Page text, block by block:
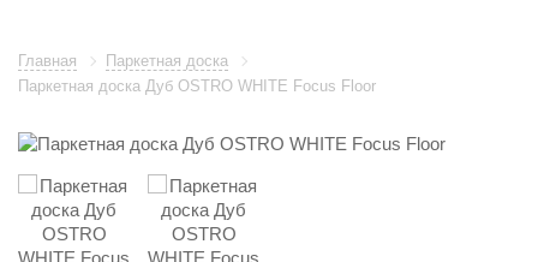
Главная
Паркетная доска
Паркетная доска Дуб OSTRO WHITE Focus Floor